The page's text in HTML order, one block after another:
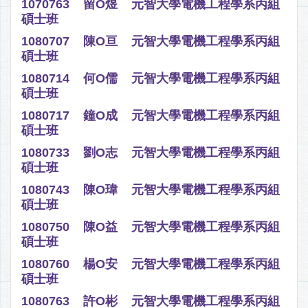
1070763 留O煜 元智大學電機工程學系丙組
碩士班
1080707 陳O亘 元智大學電機工程學系丙組
碩士班
1080714 何O儒 元智大學電機工程學系丙組
碩士班
1080717 鐘O成 元智大學電機工程學系丙組
碩士班
1080733 劉O志 元智大學電機工程學系丙組
碩士班
1080743 陳O瑋 元智大學電機工程學系丙組
碩士班
1080750 陳O益 元智大學電機工程學系丙組
碩士班
1080760 楊O安 元智大學電機工程學系丙組
碩士班
1080763 許O彬 元智大學電機工程學系丙組